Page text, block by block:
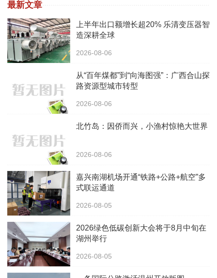
最新文章
上半年出口额增长超20% 乐清变压器智
造深耕全球
2026-08-06
从“百年煤都”到“向海图强”：广西合山探
路资源型城市转型
2026-08-06
北竹岛：因侨而兴，小渔村惊艳大世界
2026-08-06
嘉兴南湖机场开通“铁路+公路+航空”多
式联运通道
2026-08-05
2026绿色低碳创新大会将于8月中旬在
湖州举行
2026-08-05